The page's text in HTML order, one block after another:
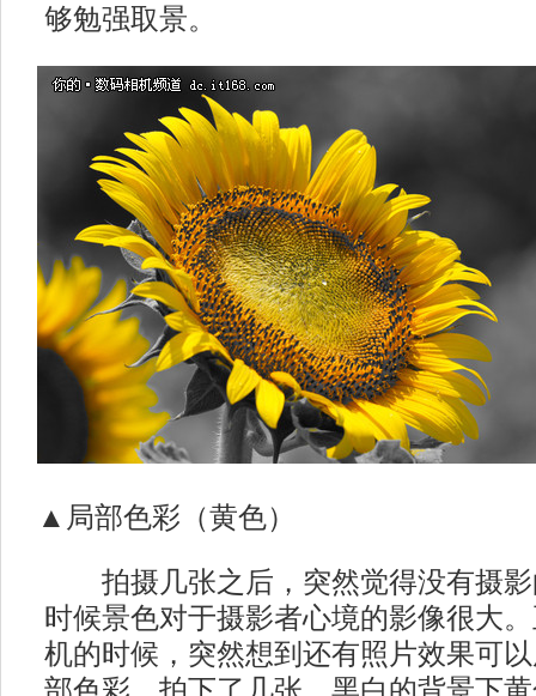
够勉强取景。
▲局部色彩（黄色）
拍摄几张之后，突然觉得没有摄影
时候景色对于摄影者心境的影像很大
机的时候，突然想到还有照片效果可